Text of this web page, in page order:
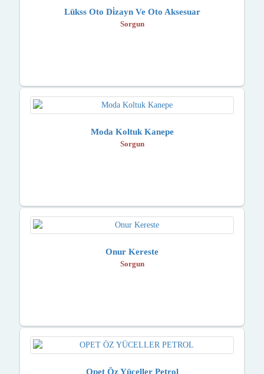
Lükss Oto Di̇zayn Ve Oto Aksesuar
Sorgun
Moda Koltuk Kanepe
Sorgun
Onur Kereste
Sorgun
Opet Öz Yüceller Petrol